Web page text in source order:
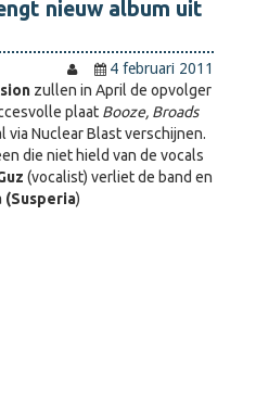
nieuw album uit
4 februari 2011
zullen in April de opvolger
plaat Booze, Broads
via Nuclear Blast verschijnen.
die niet hield van de vocals
(vocalist) verliet de band en
(Susperia)